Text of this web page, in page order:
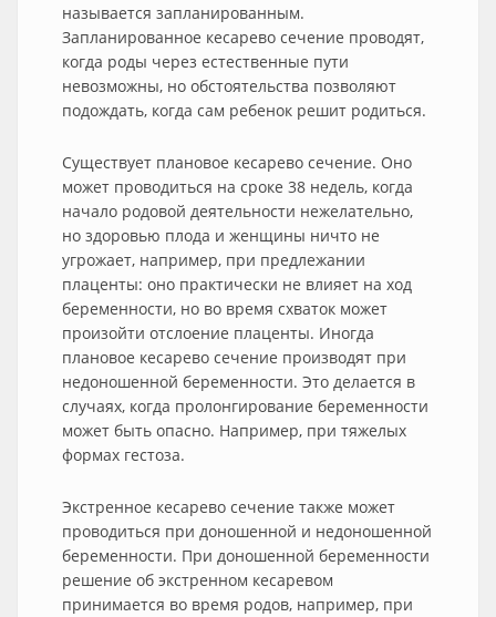
называется запланированным.
Запланированное кесарево сечение проводят,
когда роды через естественные пути
невозможны, но обстоятельства позволяют
подождать, когда сам ребенок решит родиться.
Существует плановое кесарево сечение. Оно
может проводиться на сроке 38 недель, когда
начало родовой деятельности нежелательно,
но здоровью плода и женщины ничто не
угрожает, например, при предлежании
плаценты: оно практически не влияет на ход
беременности, но во время схваток может
произойти отслоение плаценты. Иногда
плановое кесарево сечение производят при
недоношенной беременности. Это делается в
случаях, когда пролонгирование беременности
может быть опасно. Например, при тяжелых
формах гестоза.
Экстренное кесарево сечение также может
проводиться при доношенной и недоношенной
беременности. При доношенной беременности
решение об экстренном кесаревом
принимается во время родов, например, при